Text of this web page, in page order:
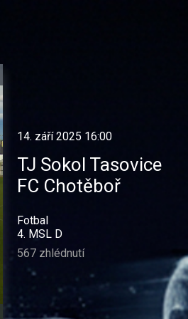
14. září 2025 16:00
TJ Sokol Tasovice
FC Chotěboř
Fotbal
4. MSL D
567 zhlédnutí